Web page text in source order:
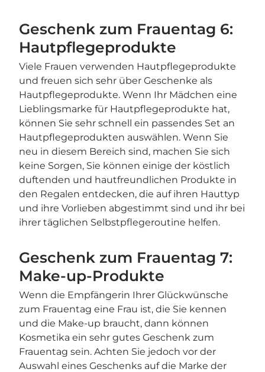
Geschenk zum Frauentag 6:
Hautpflegeprodukte
Viele Frauen verwenden Hautpflegeprodukte
und freuen sich sehr über Geschenke als
Hautpflegeprodukte. Wenn Ihr Mädchen eine
Lieblingsmarke für Hautpflegeprodukte hat,
können Sie sehr schnell ein passendes Set an
Hautpflegeprodukten auswählen. Wenn Sie
neu in diesem Bereich sind, machen Sie sich
keine Sorgen, Sie können einige der köstlich
duftenden und hautfreundlichen Produkte in
den Regalen entdecken, die auf ihren Hauttyp
und ihre Vorlieben abgestimmt sind und ihr bei
ihrer täglichen Selbstpflegeroutine helfen.
Geschenk zum Frauentag 7:
Make-up-Produkte
Wenn die Empfängerin Ihrer Glückwünsche
zum Frauentag eine Frau ist, die Sie kennen
und die Make-up braucht, dann können
Kosmetika ein sehr gutes Geschenk zum
Frauentag sein. Achten Sie jedoch vor der
Auswahl eines Geschenks auf die Marke der